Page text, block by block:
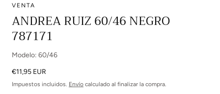
multimedia
en
modal
VENTA
ANDREA RUIZ 60/46 NEGRO
787171
Modelo: 60/46
Precio
regular
€11,95 EUR
Impuestos incluidos. Envío calculado al finalizar la compra.